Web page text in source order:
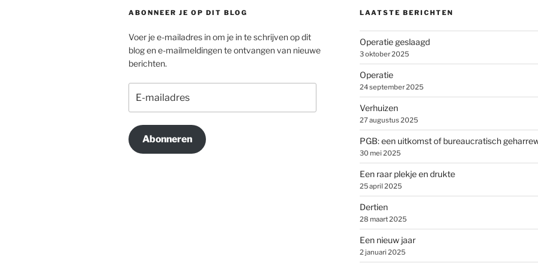
ABONNEER JE OP DIT BLOG
Voer je e-mailadres in om je in te schrijven op dit
blog en e-mailmeldingen te ontvangen van nieuwe
berichten.
mailadres
Abonneren
LAATSTE BERICHTEN
Operatie geslaagd
3 oktober 2025
Operatie
24 september 2025
Verhuizen
27 augustus 2025
PGB: een uitkomst of bureaucratisch
30 mei 2025
Een raar plekje en drukte
25 april 2025
Dertien
28 maart 2025
Een nieuw jaar
2 januari 2025